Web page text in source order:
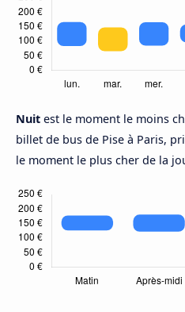
Nuit est le moment le moins
billet de bus de Pise à Paris,
le moment le plus cher de la